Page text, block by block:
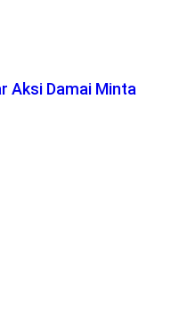
Aksi Damai Minta